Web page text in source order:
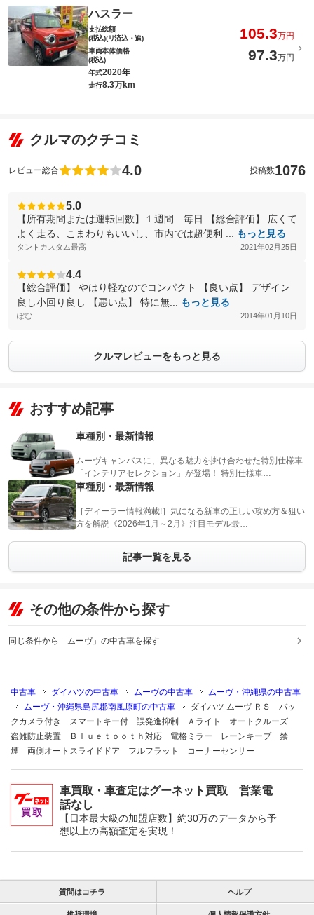
ハスラー
支払総額
(税込)(リ済込・追)
105.3万円
車両本体価格
(税込)
97.3万円
年式2020年
走行8.3万km
クルマのクチコミ
レビュー総合 4.0 投稿数1076
5.0
【所有期間または運転回数】１週間 毎日 【総合評価】 広くて
よく走る、こまわりもいいし、市内では超便利 ...
もっと見る
タントカスタム最高 2021年02月25日
4.4
【総合評価】 やはり軽なのでコンパクト 【良い点】 デザイン
良し小回り良し 【悪い点】 特に無...
もっと見る
ぽむ 2014年01月10日
クルマレビューをもっと見る
おすすめ記事
車種別・最新情報
ムーヴキャンバスに、異なる魅力を掛け合わせた特別仕様車
「インテリアセレクション」が登場！ 特別仕様車…
車種別・最新情報
［ディーラー情報満載!］気になる新車の正しい攻め方＆狙い
方を解説《2026年1月～2月》注目モデル最…
記事一覧を見る
その他の条件から探す
同じ条件から「ムーヴ」の中古車を探す
中古車 ダイハツの中古車 ムーヴの中古車
ムーヴ・沖縄県の中古車
ムーヴ・沖縄県島尻郡南風原町の中古車
ダイハツ ムーヴ ＲＳ バッ
クカメラ付き スマートキー付 誤発進抑制 Ａライト オートクルーズ
盗難防止装置 Ｂｌｕｅｔｏｏｔｈ対応 電格ミラー レーンキープ 禁
煙 両側オートスライドドア フルフラット コーナーセンサー
車買取・車査定はグーネット買取 営業電
話なし
【日本最大級の加盟店数】約30万のデータから予
想以上の高額査定を実現！
質問はコチラ ヘルプ